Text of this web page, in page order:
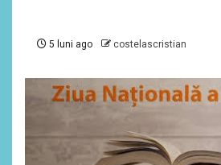
5 luni ago costelascristian